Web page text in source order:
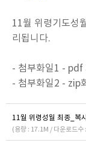
11월 위령기도성
리됩니다.
- 첨부화일1 - pdf
- 첨부화일2 - zip
11월 위령성월 최종_복
(용량 : 17.1M / 다운로드수